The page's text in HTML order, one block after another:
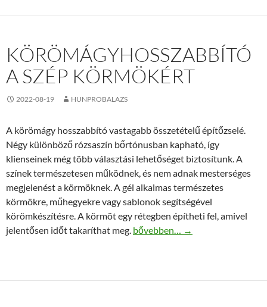
KÖRÖMÁGYHOSSZABBÍTÓ
A SZÉP KÖRMÖKÉRT
2022-08-19 HUNPROBALAZS
A körömágy hosszabbító vastagabb összetételű építőzselé.
Négy különböző rózsaszín bőrtónusban kapható, így
klienseinek még több választási lehetőséget biztosítunk. A
színek természetesen működnek, és nem adnak mesterséges
megjelenést a körmöknek. A gél alkalmas természetes
körmökre, műhegyekre vagy sablonok segítségével
körömkészítésre. A körmöt egy rétegben építheti fel, amivel
jelentősen időt takaríthat meg. Körömágyhosszabbító a szép
bővebben… →